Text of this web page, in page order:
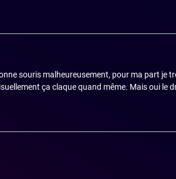
souris malheureusement, pour ma part je
ça claque quand même. Mais oui le